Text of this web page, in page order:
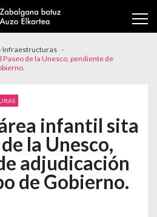
Infraestructuras
de la Unesco, pendiente de
infantil sita
la Unesco,
adjudicación
de Gobierno.